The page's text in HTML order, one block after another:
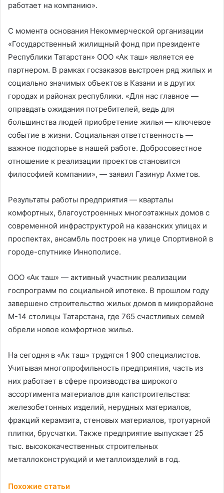
работает на компанию».
С момента основания Некоммерческой организации
«Государственный жилищный фонд при президенте
Республики Татарстан» ООО «Ак таш» является ее
партнером. В рамках госзаказов выстроен ряд жилых и
социально значимых объектов в Казани и в других
городах и районах республики. «Для нас главное —
оправдать ожидания потребителей, ведь для
большинства людей приобретение жилья — ключевое
событие в жизни. Социальная ответственность —
важное подспорье в нашей работе. Добросовестное
отношение к реализации проектов становится
философией компании», — заявил Газинур Ахметов.
Результаты работы предприятия — кварталы
комфортных, благоустроенных многоэтажных домов с
современной инфраструктурой на казанских улицах и
проспектах, ансамбль построек на улице Спортивной в
городе-спутнике Иннополисе.
ООО «Ак таш» — активный участник реализации
госпрограмм по социальной ипотеке. В прошлом году
завершено строительство жилых домов в микрорайоне
М-14 столицы Татарстана, где 765 счастливых семей
обрели новое комфортное жилье.
На сегодня в «Ак таш» трудятся 1 900 специалистов.
Учитывая многопрофильность предприятия, часть из
них работает в сфере производства широкого
ассортимента материалов для капстроительства:
железобетонных изделий, нерудных материалов,
фракций керамзита, стеновых материалов, тротуарной
плитки, брусчатки. Также предприятие выпускает 25
тыс. высококачественных строительных
металлоконструкций и металлоизделий в год.
Похожие статьи